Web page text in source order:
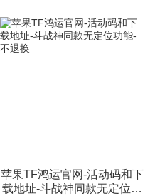
苹果TF鸿运官网-活动码和下
载地址-斗战神同款无定位功